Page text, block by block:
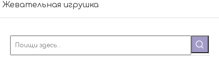
Жевательная игрушка